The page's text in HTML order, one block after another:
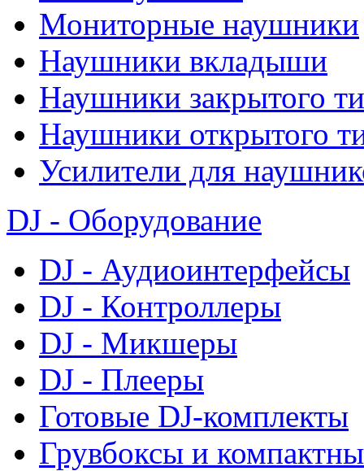
Мониторные наушники
Наушники вкладыши
Наушники закрытого
Наушники открытого
Усилители для
DJ - Оборудование
DJ - Аудиоинтерфейсы
DJ - Контроллеры
DJ - Микшеры
DJ - Плееры
Готовые DJ-комплекты
Грувбоксы и